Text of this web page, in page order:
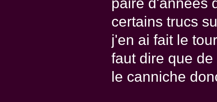
certains trucs
j'en ai fait le
faut dire que
le canniche